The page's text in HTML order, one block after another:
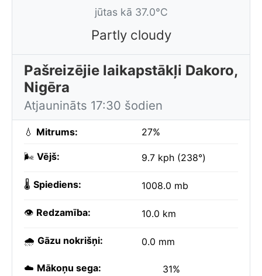
jūtas kā 37.0°C
Partly cloudy
Pašreizējie laikapstākļi Dakoro,
Nigēra
Atjaunināts 17:30 šodien
💧 Mitrums: 27%
🌬️ Vējš: 9.7 kph (238°)
🌡️ Spiediens: 1008.0 mb
👁️ Redzamība: 10.0 km
🌧️ Gāzu nokrišņi: 0.0 mm
☁️ Mākoņu sega: 31%